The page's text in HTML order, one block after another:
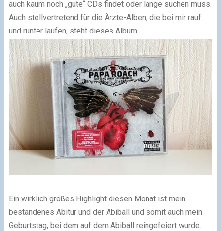
auch kaum noch „gute“ CDs findet oder lange suchen muss.
Auch stellvertretend für die Ärzte-Alben, die bei mir rauf
und runter laufen, steht dieses Album.
Ein wirklich großes Highlight diesen Monat ist mein
bestandenes Abitur und der Abiball und somit auch mein
Geburtstag, bei dem auf dem Abiball reingefeiert wurde.